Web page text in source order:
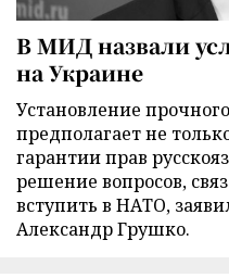
В МИД назвали
на Украине
Установление
предполагает не
гарантии прав
решение вопросов,
вступить в НАТО,
Александр Грушко.